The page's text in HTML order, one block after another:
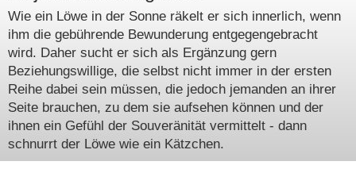
Wie ein Löwe in der Sonne räkelt er sich innerlich, wenn
ihm die gebührende Bewunderung entgegengebracht
wird. Daher sucht er sich als Ergänzung gern
Beziehungswillige, die selbst nicht immer in der ersten
Reihe dabei sein müssen, die jedoch jemanden an ihrer
Seite brauchen, zu dem sie aufsehen können und der
ihnen ein Gefühl der Souveränität vermittelt - dann
schnurrt der Löwe wie ein Kätzchen.